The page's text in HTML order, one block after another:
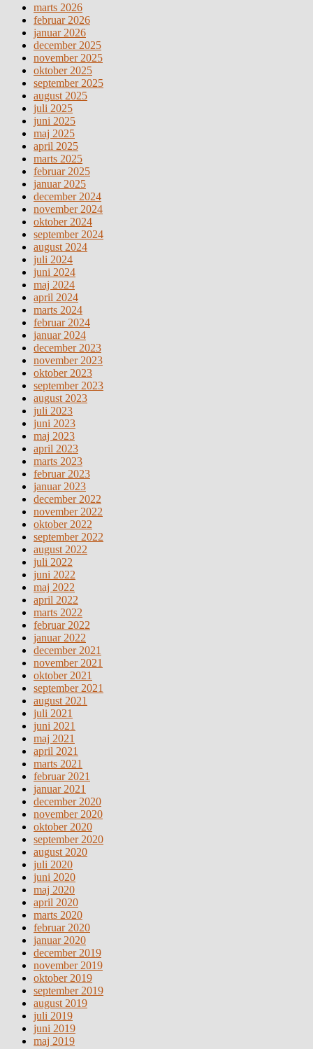
marts 2026
februar 2026
januar 2026
december 2025
november 2025
oktober 2025
september 2025
august 2025
juli 2025
juni 2025
maj 2025
april 2025
marts 2025
februar 2025
januar 2025
december 2024
november 2024
oktober 2024
september 2024
august 2024
juli 2024
juni 2024
maj 2024
april 2024
marts 2024
februar 2024
januar 2024
december 2023
november 2023
oktober 2023
september 2023
august 2023
juli 2023
juni 2023
maj 2023
april 2023
marts 2023
februar 2023
januar 2023
december 2022
november 2022
oktober 2022
september 2022
august 2022
juli 2022
juni 2022
maj 2022
april 2022
marts 2022
februar 2022
januar 2022
december 2021
november 2021
oktober 2021
september 2021
august 2021
juli 2021
juni 2021
maj 2021
april 2021
marts 2021
februar 2021
januar 2021
december 2020
november 2020
oktober 2020
september 2020
august 2020
juli 2020
juni 2020
maj 2020
april 2020
marts 2020
februar 2020
januar 2020
december 2019
november 2019
oktober 2019
september 2019
august 2019
juli 2019
juni 2019
maj 2019